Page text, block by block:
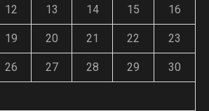
12 13 14 15 16
19 20 21 22 23
26 27 28 29 30